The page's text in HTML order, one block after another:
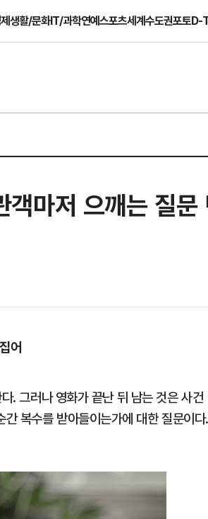
생활/문화IT/과학연예스포츠세계수도권포토D-
객마저 으깨는 질
어
. 그러나 영화가 끝난 뒤 남는 것은 사건
복수를 받아들이는가에 대한 질문이